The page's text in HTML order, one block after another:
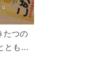
たつの
ともに